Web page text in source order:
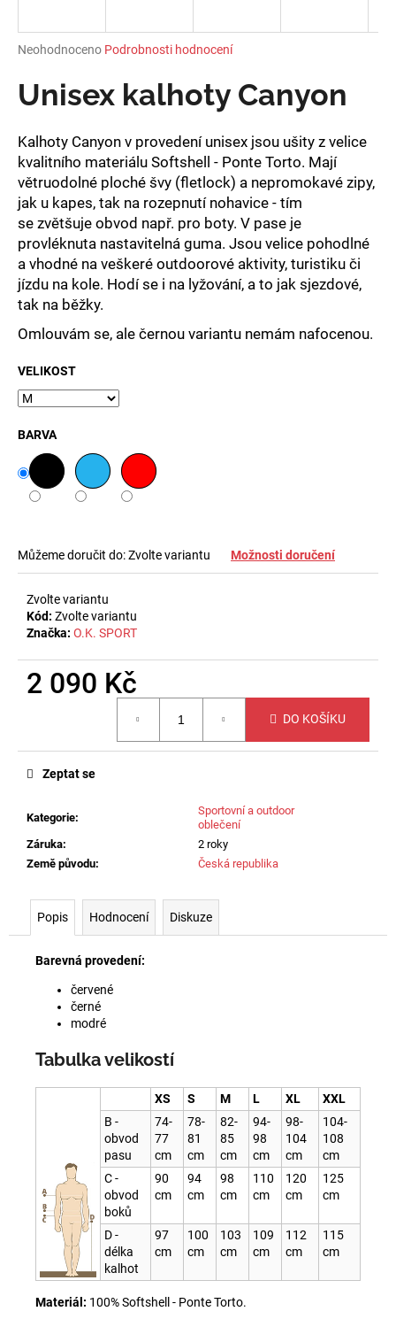
Průměrné
produktu
je
5
hvězdiček.
Neohodnoceno Podrobnosti hodnocení
Unisex kalhoty Canyon
Kalhoty Canyon v provedení unisex jsou ušity z velice
kvalitního materiálu Softshell - Ponte Torto. Mají
větruodolné ploché švy (fletlock) a nepromokavé zipy,
jak u kapes, tak na rozepnutí nohavice - tím
se zvětšuje obvod např. pro boty. V pase je
provléknuta nastavitelná guma. Jsou velice pohodlné
a vhodné na veškeré outdoorové aktivity, turistiku či
jízdu na kole. Hodí se i na lyžování, a to jak sjezdové,
tak na běžky.
Omlouvám se, ale černou variantu nemám nafocenou.
VELIKOST
BARVA
Můžeme doručit do:Zvolte variantu Možnosti doručení
Zvolte variantu
Kód: Zvolte variantu
Značka: O.K. SPORT
2 090 Kč
DO KOŠÍKU
Kategorie:
Sportovní a outdoor
oblečení
Záruka:
2 roky
Země původu: Česká republika
Zeptat se
Popis Hodnocení Diskuze
Barevná provedení:
červené
černé
modré
Tabulka velikostí
XS S M L XL
XXL
B -
obvod
pasu
74-
77
cm
78-
81
cm
82-
85
cm
94-
98
cm
98-
104
cm
104-
108
cm
C -
obvod
boků
90
cm
94
cm
98
cm
110
cm
120
cm
125
cm
D -
délka
kalhot
97
cm
100
cm
103
cm
109
cm
112
cm
115
cm
Materiál: 100% Softshell - Ponte Torto.
j
t
HLEDAT
D
o
o
u
č
j
m
ZEŠTÍHLUJÍCÍ
PÁS
NA
BŘICHO
BOKY
Kč